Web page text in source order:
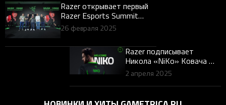
Razer открывает первый
Razer Esports Summit
2025 празднованием в
честь мировой звезды
киберспорта Faker в
Сингапуре
26 февраля 2025
Razer подписывает
Николa «NiKo» Ковача —
одного из величайших
игроков в истории
Counter-Strike — в Team
Razer
2 апреля 2025